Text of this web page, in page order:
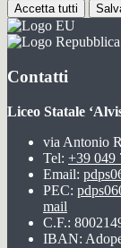
Accetta tutti
Contatti
Liceo Statale
via Antonio
Tel: +39 049
Email:
PEC:
mail
C.F.:
IBAN: